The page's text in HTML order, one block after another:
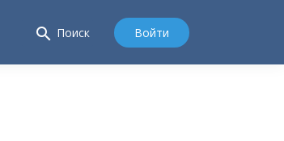
search Поиск Войти